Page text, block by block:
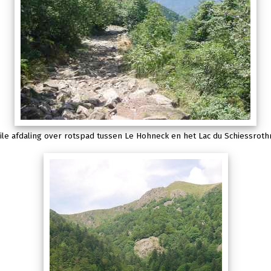
afdaling over rotspad tussen Le Hohneck en het Lac du